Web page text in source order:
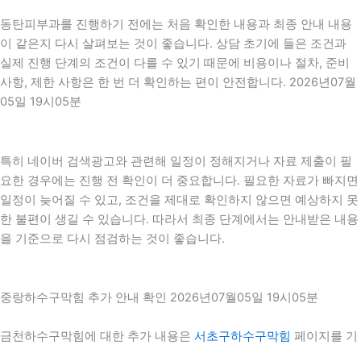
동탄피부과를 진행하기 전에는 처음 확인한 내용과 최종 안내 내용
이 같은지 다시 살펴보는 것이 좋습니다. 상담 초기에 들은 조건과
실제 진행 단계의 조건이 다를 수 있기 때문에 비용이나 절차, 준비
사항, 제한 사항은 한 번 더 확인하는 편이 안전합니다. 2026년07월
05일 19시05분
특히 네이버 검색광고와 관련해 일정이 정해지거나 자료 제출이 필
요한 경우에는 진행 전 확인이 더 중요합니다. 필요한 자료가 빠지면
일정이 늦어질 수 있고, 조건을 제대로 확인하지 않으면 예상하지 못
한 불편이 생길 수 있습니다. 따라서 최종 단계에서는 안내받은 내용
을 기준으로 다시 점검하는 것이 좋습니다.
중랑하수구막힘 추가 안내 확인 2026년07월05일 19시05분
금천하수구막힘에 대한 추가 내용은 서초구하수구막힘 페이지를 기